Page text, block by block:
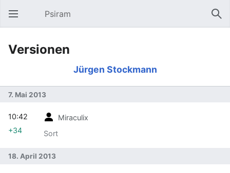
Hauptmenü öffnen Psiram
Versionen
Jürgen Stockmann
7. Mai 2013
Miraculix
Sort
10:42
+34
18. April 2013